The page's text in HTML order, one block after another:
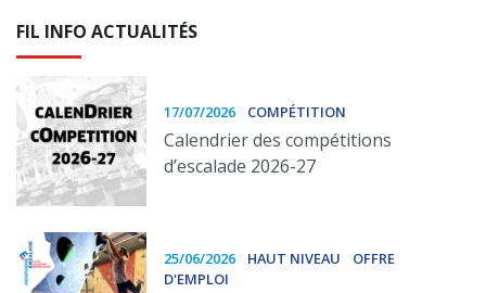
FIL INFO ACTUALITÉS
17/07/2026 COMPÉTITION
Calendrier des compétitions
d’escalade 2026-27
25/06/2026 HAUT NIVEAU
OFFRE
D'EMPLOI